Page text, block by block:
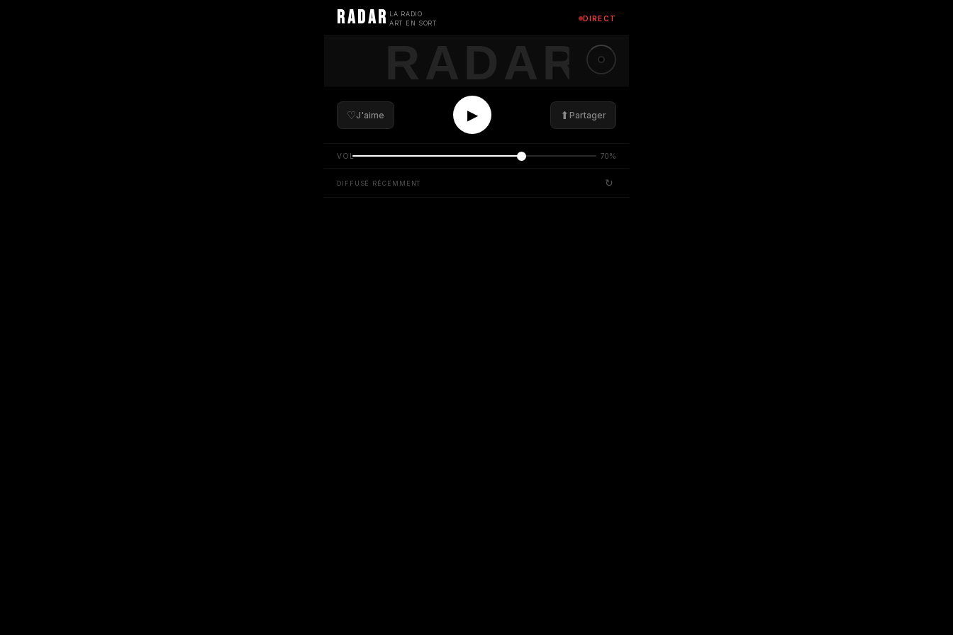
RADAR LA RADIO
ART EN SORT
DIRECT
♡J'aime ▶ ⬆ Partager
VOL 70%
DIFFUSÉ RÉCEMMENT ↻